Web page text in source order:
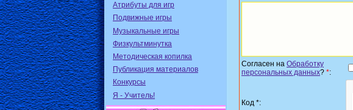
Атрибуты для игр
Подвижные игры
Музыкальные игры
Физкультминутка
Методическая копилка
Публикация материалов
Конкурсы
Я - Учитель!
Согласен на Обработку
персональных данных? *:
Код *: